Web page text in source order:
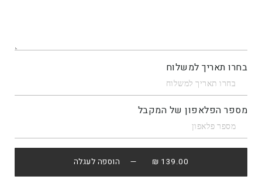
בחרו תאריך למשלוח
מספר הפלאפון של המקבל
139.00 ₪ — הוספה לעגלה